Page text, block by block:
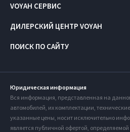
ПОИСК ПО САЙТУ
VOYAH СЕРВИС
ДИЛЕРСКИЙ ЦЕНТР VOYAH
Юридическая информация
Вся информация, представленная на
автомобилей, их комплектации,
указанные цены, носит исключительно
является публичной офертой,